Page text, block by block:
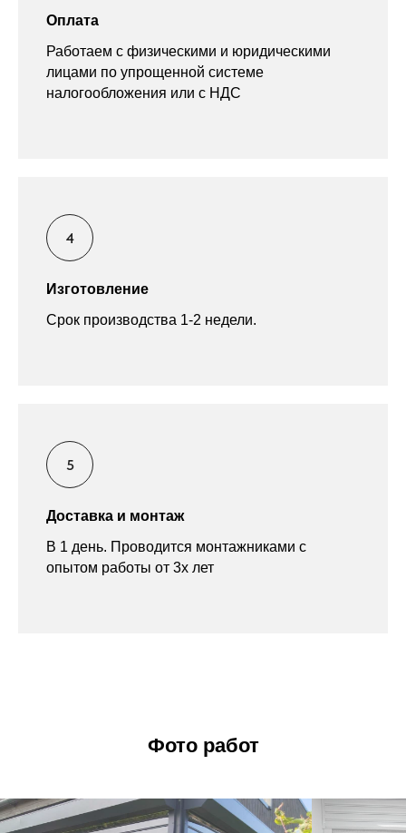
Оплата
Работаем с физическими и юридическими
лицами по упрощенной системе
налогообложения или с НДС
Изготовление
Срок производства 1-2 недели.
Доставка и монтаж
В 1 день. Проводится монтажниками с
опытом работы от 3х лет
Фото работ